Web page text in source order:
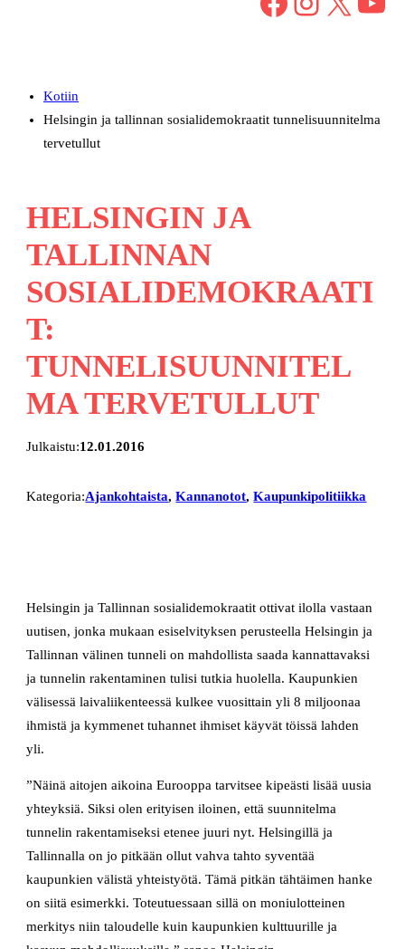
Kotiin
Helsingin ja tallinnan sosialidemokraatit tunnelisuunnitelma
tervetullut
HELSINGIN JA
TALLINNAN
SOSIALIDEMOKRAATI
T:
TUNNELISUUNNITEL
MA TERVETULLUT
Julkaistu:12.01.2016
Kategoria:Ajankohtaista, Kannanotot, Kaupunkipolitiikka
Helsingin ja Tallinnan sosialidemokraatit ottivat ilolla vastaan
uutisen, jonka mukaan esiselvityksen perusteella Helsingin ja
Tallinnan välinen tunneli on mahdollista saada kannattavaksi
ja tunnelin rakentaminen tulisi tutkia huolella. Kaupunkien
välisessä laivaliikenteessä kulkee vuosittain yli 8 miljoonaa
ihmistä ja kymmenet tuhannet ihmiset käyvät töissä lahden
yli.
”Näinä aitojen aikoina Eurooppa tarvitsee kipeästi lisää uusia
yhteyksiä. Siksi olen erityisen iloinen, että suunnitelma
tunnelin rakentamiseksi etenee juuri nyt. Helsingillä ja
Tallinnalla on jo pitkään ollut vahva tahto syventää
kaupunkien välistä yhteistyötä. Tämä pitkän tähtäimen hanke
on siitä esimerkki. Toteutuessaan sillä on moniulotteinen
merkitys niin taloudelle kuin kaupunkien kulttuurille ja